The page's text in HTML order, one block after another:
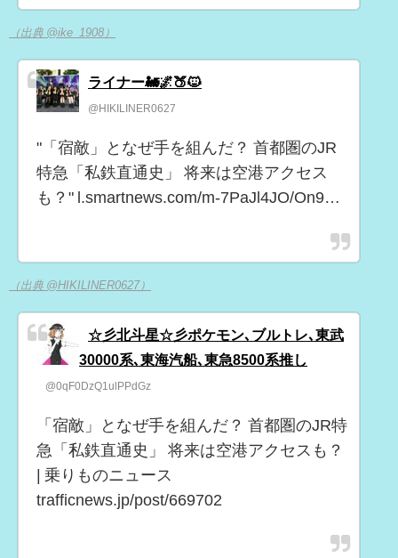
（出典 @ike_1908）
ライナー🚂🌌🍑🐱
@HIKILINER0627
"「宿敵」となぜ手を組んだ？ 首都圏のJR
特急「私鉄直通史」 将来は空港アクセス
も？" l.smartnews.com/m-7PaJl4JO/On9…
（出典 @HIKILINER0627）
☆彡北斗星☆彡ポケモン､ブルトレ､東武
30000系､東海汽船､東急8500系推し
@0qF0DzQ1ulPPdGz
「宿敵」となぜ手を組んだ？ 首都圏のJR特
急「私鉄直通史」 将来は空港アクセスも？
| 乗りものニュース
trafficnews.jp/post/669702